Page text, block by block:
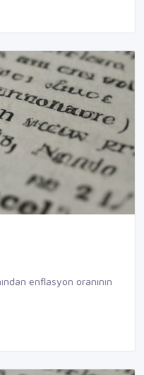
enflasyon oranının